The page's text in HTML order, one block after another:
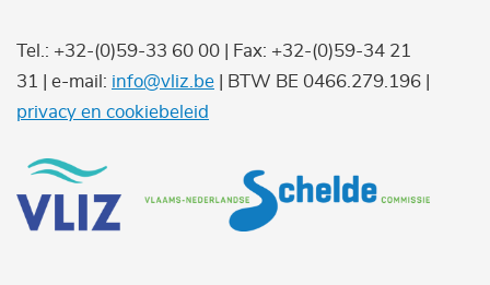
Tel.: +32-(0)59-33 60 00 | Fax: +32-(0)59-34 21
31 | e-mail: info@vliz.be | BTW BE 0466.279.196 |
privacy en cookiebeleid